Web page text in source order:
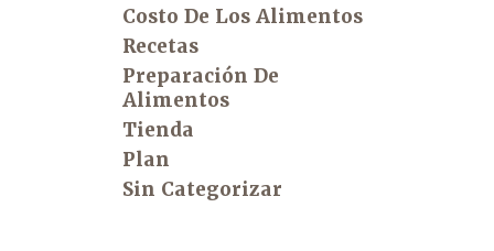
Costo De Los Alimentos
Recetas
Preparación De
Alimentos
Tienda
Plan
Sin Categorizar